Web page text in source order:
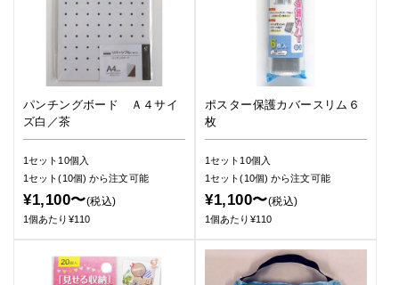
パンチングボード Ａ４サイ
ズ白／茶
1セット10個入
1セット(10個)から注文可能
¥1,100〜(税込)
1個あたり¥110
ポスター保護カバースリム６
枚
1セット10個入
1セット(10個)から注文可能
¥1,100〜(税込)
1個あたり¥110